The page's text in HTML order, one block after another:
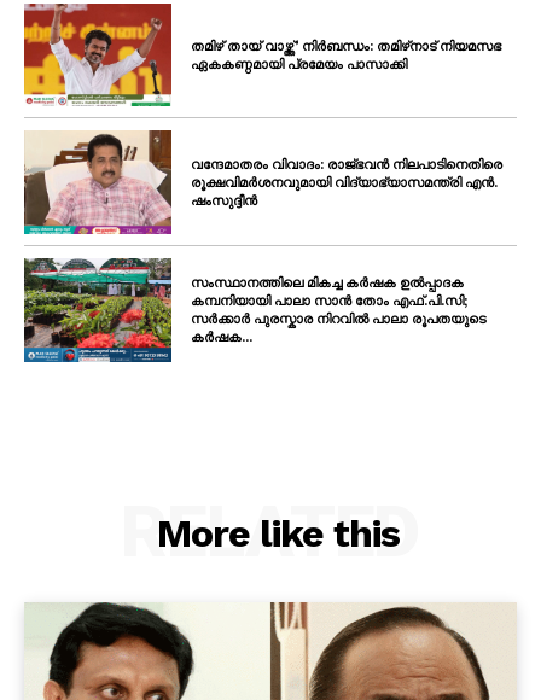
തമിഴ് തായ് വാഴ്ത്ത്’ നിർബന്ധം: തമിഴ്‌നാട് നിയമസഭ
ഏകകണ്ഠമായി പ്രമേയം പാസാക്കി
വന്ദേമാതരം വിവാദം: രാജ്ഭവൻ നിലപാടിനെതിരെ
രൂക്ഷവിമർശനവുമായി വിദ്യാഭ്യാസമന്ത്രി എൻ.
ഷംസുദ്ദീൻ
സംസ്ഥാനത്തിലെ മികച്ച കർഷക ഉൽപ്പാദക
കമ്പനിയായി പാലാ സാൻ തോം എഫ്.പി.സി;
സർക്കാർ പുരസ്കാര നിറവിൽ പാലാ രൂപതയുടെ
കർഷക...
More like this
RELATED